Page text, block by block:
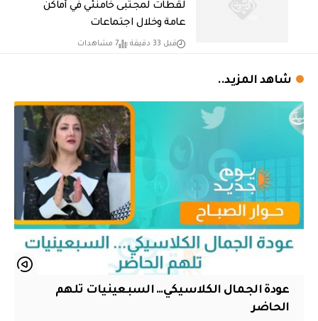
لقطات لمجتبى خامنئي في أماكن
عامة وخلال اجتماعات
قبل 33 دقيقة 7 مشاهدات
شاهد المزيد..
عودة الجمال الكلاسيكي… السبعينيات تلهم
الحاضر